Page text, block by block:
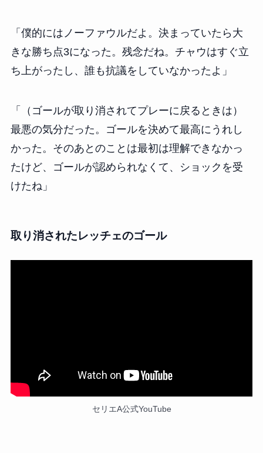
「僕的にはノーファウルだよ。決まっていたら大
きな勝ち点3になった。残念だね。チャウはすぐ立
ち上がったし、誰も抗議をしていなかったよ」
「（ゴールが取り消されてプレーに戻るときは）
最悪の気分だった。ゴールを決めて最高にうれし
かった。そのあとのことは最初は理解できなかっ
たけど、ゴールが認められなくて、ショックを受
けたね」
取り消されたレッチェのゴール
セリエA公式YouTube